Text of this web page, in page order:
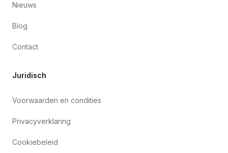
Nieuws
Blog
Contact
Juridisch
Voorwaarden en condities
Privacyverklaring
Cookiebeleid